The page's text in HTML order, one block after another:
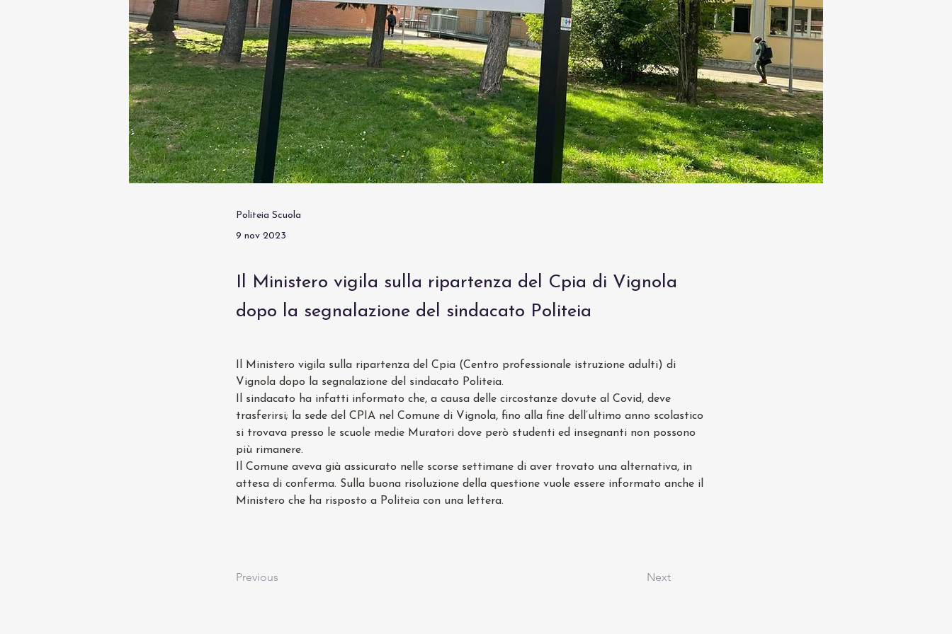
Politeia Scuola
9 nov 2023
Il Ministero vigila sulla ripartenza del Cpia di Vignola
dopo la segnalazione del sindacato Politeia
Il Ministero vigila sulla ripartenza del Cpia (Centro professionale istruzione adulti) di
Vignola dopo la segnalazione del sindacato Politeia.
Il sindacato ha infatti informato che, a causa delle circostanze dovute al Covid, deve
trasferirsi; la sede del CPIA nel Comune di Vignola, fino alla fine dell’ultimo anno scolastico
si trovava presso le scuole medie Muratori dove però studenti ed insegnanti non possono
più rimanere.
Il Comune aveva già assicurato nelle scorse settimane di aver trovato una alternativa, in
attesa di conferma. Sulla buona risoluzione della questione vuole essere informato anche il
Ministero che ha risposto a Politeia con una lettera.
Previous Next